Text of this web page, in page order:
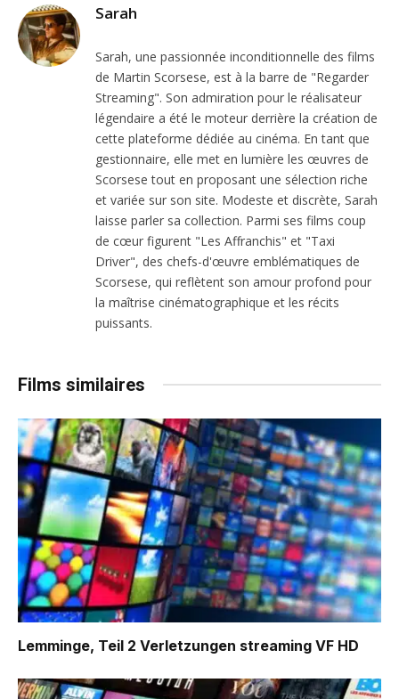
Sarah
Sarah, une passionnée inconditionnelle des films
de Martin Scorsese, est à la barre de "Regarder
Streaming". Son admiration pour le réalisateur
légendaire a été le moteur derrière la création de
cette plateforme dédiée au cinéma. En tant que
gestionnaire, elle met en lumière les œuvres de
Scorsese tout en proposant une sélection riche
et variée sur son site. Modeste et discrète, Sarah
laisse parler sa collection. Parmi ses films coup
de cœur figurent "Les Affranchis" et "Taxi
Driver", des chefs-d'œuvre emblématiques de
Scorsese, qui reflètent son amour profond pour
la maîtrise cinématographique et les récits
puissants.
Films similaires
Lemminge, Teil 2 Verletzungen streaming VF HD